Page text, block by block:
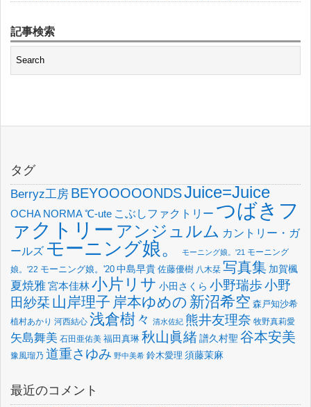
記事検索
タグ
Berryz工房 BEYOOOOONDSJuice=Juice
OCHA NORMA℃-ute こぶしファクトリー つばきフ
ァクトリー アンジュルム カントリー・ガ
ールズ モーニング娘。 モーニング娘。'21 モーニング
娘。'22 モーニング娘。'20 中島早貴 佐藤優樹 八木栞 写真集 加賀楓
夏焼雅宮本佳林小片リサ 小田さくら 小野瑞歩小野
田紗栞 山岸理子 岸本ゆめの 新沼希空 森戸知沙希
植村あかり 河西結心 浅倉樹々 清水佐紀 熊井友理奈 牧野真莉愛
矢島舞美 石田亜佑美 福田真琳 秋山眞緒譜久村聖 谷本安美
豫風瑠乃 道重さゆみ 野中美希 鈴木愛理 須藤茉麻
最近のコメント